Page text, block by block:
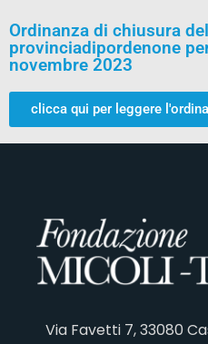
Ordinanza di chiusura
provinciadipordenone
novembre 2023
clicca qui per leggere
Via Favetti 7, 33080